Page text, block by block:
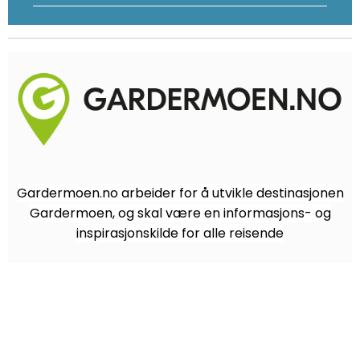
Gardermoen.no arbeider for å utvikle destinasjonen
Gardermoen, og skal være en informasjons- og
inspirasjonskilde for alle reisende